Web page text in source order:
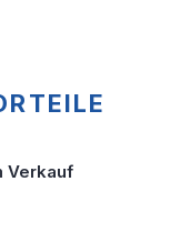
Verkauf